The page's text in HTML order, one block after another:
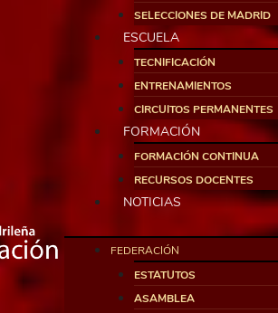
SELECCIONES DE MADRID
ESCUELA
TECNIFICACIÓN
ENTRENAMIENTOS
CIRCUITOS PERMANENTES
FORMACIÓN
FORMACIÓN CONTINUA
RECURSOS DOCENTES
NOTICIAS
FEDERACIÓN
ESTATUTOS
ASAMBLEA